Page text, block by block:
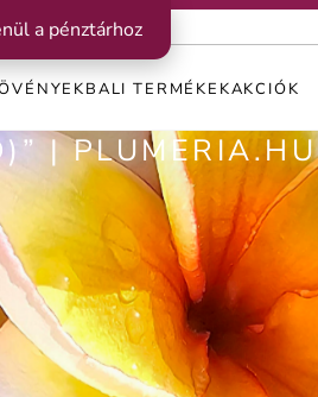
BALI TERMÉKEKAKCIÓK
| PLUMERIA.HU
a pénztárhoz